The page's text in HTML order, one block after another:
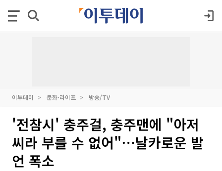
이투데이 문화·라이프 방송/TV
'전참시' 충주걸, 충주맨에 "아저
씨라 부를 수 없어"⋯날카로운 발
언 폭소